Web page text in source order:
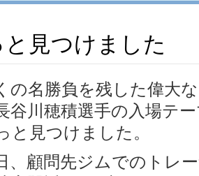
見つけました
の名勝負を残した偉大
谷川穂積選手の入場テ
と見つけました。
、顧問先ジムでのトレ